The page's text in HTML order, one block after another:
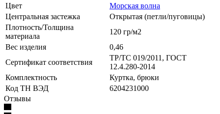
Цвет
Морская волна
Центральная застежка
Открытая (петли/пуговицы)
Плотность/Толщина
материала
120 гр/м2
Вес изделия
0,46
Сертификат соответствия
ТР/ТС 019/2011, ГОСТ
12.4.280-2014
Комплектность
Куртка, брюки
Код ТН ВЭД
6204231000
Отзывы